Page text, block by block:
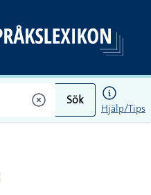
Sök
Hjälp/Tips